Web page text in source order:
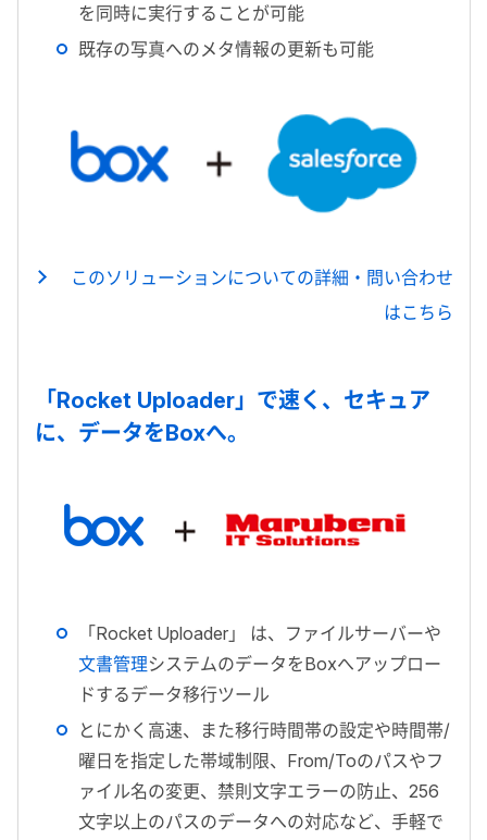
を同時に実行することが可能
既存の写真へのメタ情報の更新も可能
このソリューションについての詳細・問い合わせ
はこちら
「Rocket Uploader」で速く、セキュア
に、データをBoxへ。
「Rocket Uploader」 は、ファイルサーバーや
文書管理システムのデータをBoxへアップロー
ドするデータ移行ツール
とにかく高速、また移行時間帯の設定や時間帯/
曜日を指定した帯域制限、From/Toのパスやフ
ァイル名の変更、禁則文字エラーの防止、256
文字以上のパスのデータへの対応など、手軽で